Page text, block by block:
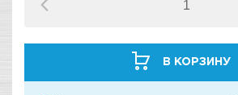
В КОРЗИНУ